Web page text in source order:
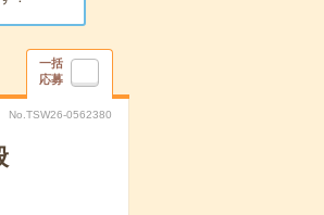
一括
応募
No.TSW26-0562380